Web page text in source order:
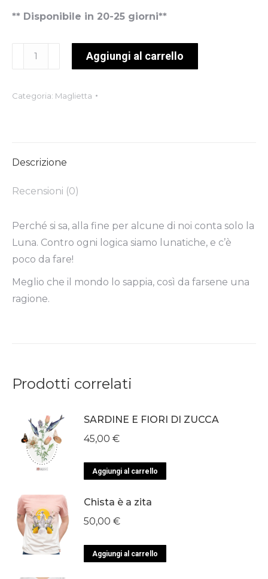
** Disponibile in 20-25 giorni**
LUNATICA
STATEMENT
quantità
Aggiungi al carrello
Categoria: Maglietta
Descrizione
Recensioni (0)
Perché si sa, alla fine per alcune di noi conta solo la
Luna. Contro ogni logica siamo lunatiche, e c’è
poco da fare!
Meglio che il mondo lo sappia, così da farsene una
ragione.
Prodotti correlati
SARDINE E FIORI DI ZUCCA
45,00 €
Aggiungi al carrello
Chista è a zita
50,00 €
Aggiungi al carrello